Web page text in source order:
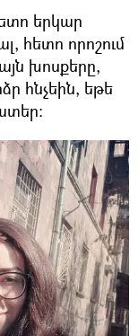
երկար
հետո որոշում
խոսքերը,
հնչեին, եթե